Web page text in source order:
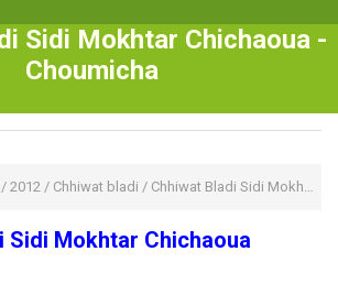
Sidi Mokhtar Chichaoua -
Choumicha
/ 2012 / Chhiwat bladi / Chhiwat Bladi Sidi Mokhtar Chichaoua
Sidi Mokhtar Chichaoua